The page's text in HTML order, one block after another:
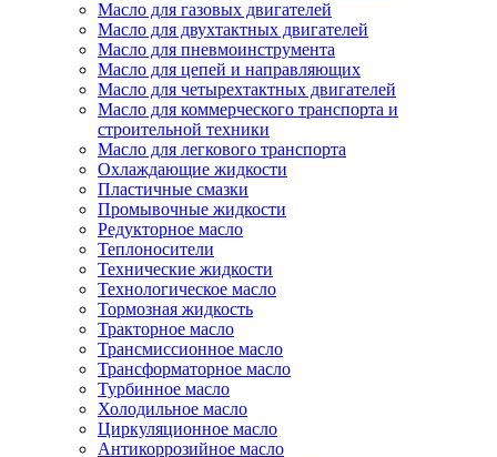
Масло для газовых двигателей
Масло для двухтактных двигателей
Масло для пневмоинструмента
Масло для цепей и направляющих
Масло для четырехтактных двигателей
Масло для коммерческого транспорта и
строительной техники
Масло для легкового транспорта
Охлаждающие жидкости
Пластичные смазки
Промывочные жидкости
Редукторное масло
Теплоносители
Технические жидкости
Технологическое масло
Тормозная жидкость
Тракторное масло
Трансмиссионное масло
Трансформаторное масло
Турбинное масло
Холодильное масло
Циркуляционное масло
Антикоррозийное масло